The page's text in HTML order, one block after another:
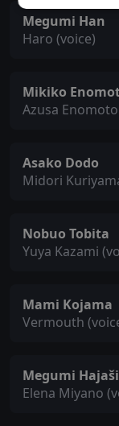
Megumi Han
Haro (voice)
Mikiko
Azusa
Asako Dodo
Midori
Nobuo Tobita
Yuya Kazami
Mami Kojama
Vermouth
Megumi
Elena Miyano